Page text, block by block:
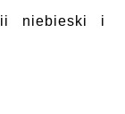
niebieski i